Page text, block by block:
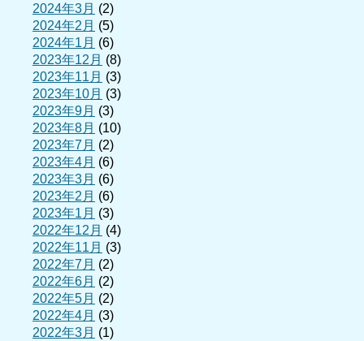
2024年3月 (2)
2024年2月 (5)
2024年1月 (6)
2023年12月 (8)
2023年11月 (3)
2023年10月 (3)
2023年9月 (3)
2023年8月 (10)
2023年7月 (2)
2023年4月 (6)
2023年3月 (6)
2023年2月 (6)
2023年1月 (3)
2022年12月 (4)
2022年11月 (3)
2022年7月 (2)
2022年6月 (2)
2022年5月 (2)
2022年4月 (3)
2022年3月 (1)